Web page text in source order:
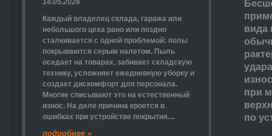
вида
при
по
14.05.2026
Каждый владелец склада, гаража или
небольшого цеха рано или поздно
сталкивается с одной проблемой: полы
покрываются серым налетом. Пыль
оседает на товарах, забивает складскую
технику, усложняет ежедневную уборку и
создает дискомфорт для персонала.
Многие списывают это на естественный
износ. На деле причина кроется в
ошибках при устройстве покрытия....
подробнее »